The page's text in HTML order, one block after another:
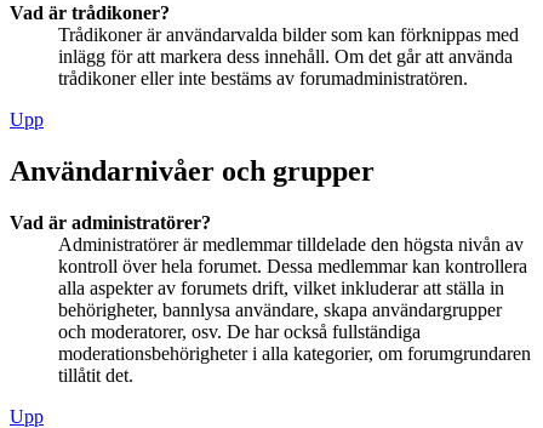
Vad är trådikoner?
Trådikoner är användarvalda bilder som kan förknippas med
inlägg för att markera dess innehåll. Om det går att använda
trådikoner eller inte bestäms av forumadministratören.
Upp
Användarnivåer och grupper
Vad är administratörer?
Administratörer är medlemmar tilldelade den högsta nivån av
kontroll över hela forumet. Dessa medlemmar kan kontrollera
alla aspekter av forumets drift, vilket inkluderar att ställa in
behörigheter, bannlysa användare, skapa användargrupper
och moderatorer, osv. De har också fullständiga
moderationsbehörigheter i alla kategorier, om forumgrundaren
tillåtit det.
Upp